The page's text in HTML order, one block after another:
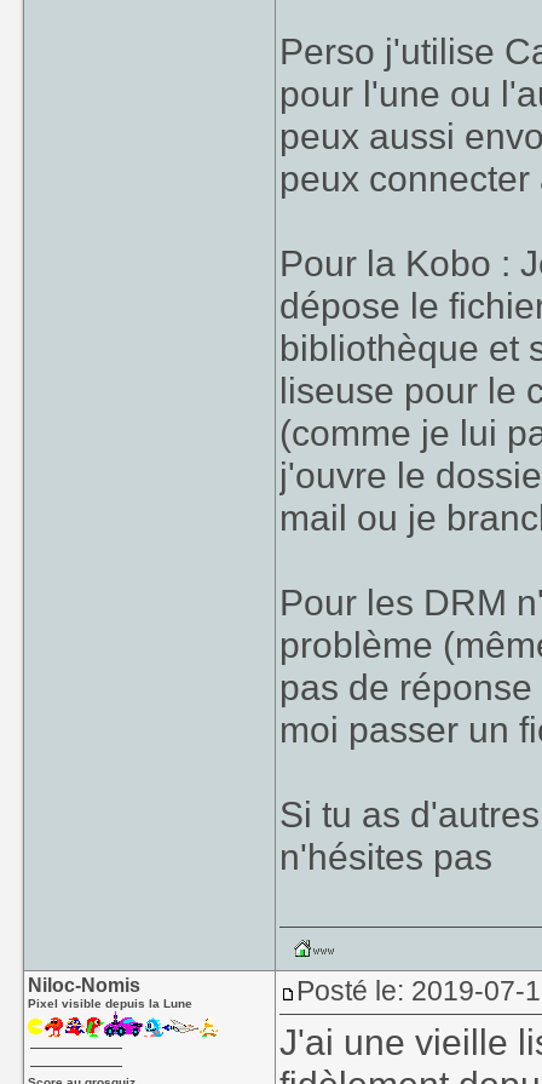
Perso j'utilise
pour l'une ou
peux aussi
peux
Pour la Kobo :
dépose le
bibliothèque et
liseuse pour le
(comme je lui
j'ouvre le
mail ou je
Pour les DRM
problème
pas de
moi passer un
Si tu as
n'hésites pas
Niloc-Nomis
Pixel visible depuis la Lune Posté le: 2019-07-
J'ai une vieille